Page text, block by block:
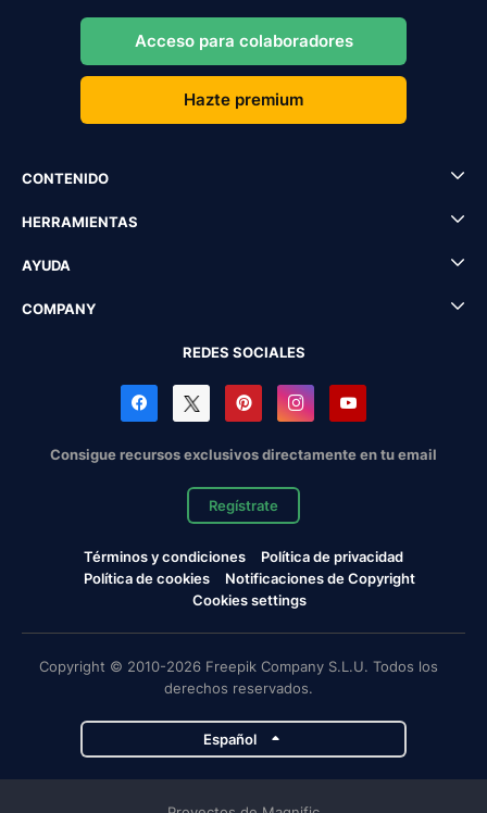
Acceso para colaboradores
Hazte premium
CONTENIDO
HERRAMIENTAS
AYUDA
COMPANY
REDES SOCIALES
Consigue recursos exclusivos directamente en tu email
Regístrate
Términos y condiciones
Política de privacidad
Política de cookies
Notificaciones de Copyright
Cookies settings
Copyright © 2010-2026 Freepik Company S.L.U. Todos los
derechos reservados.
Español